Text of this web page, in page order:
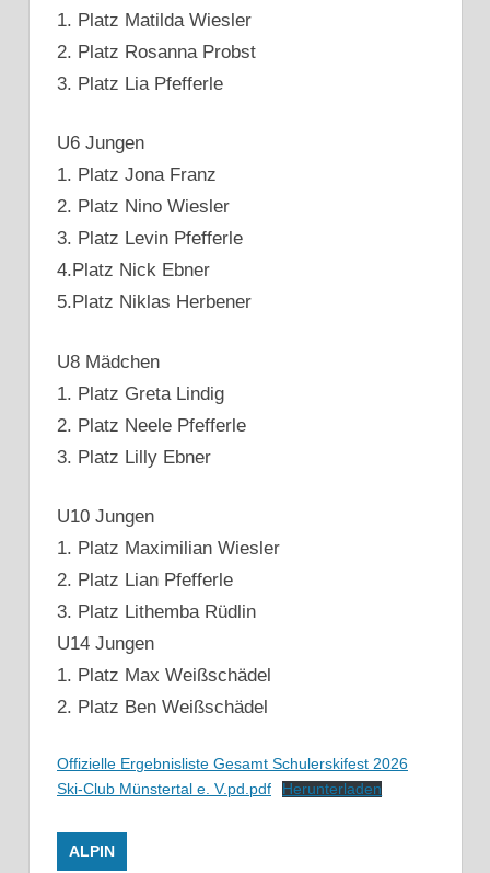
1. Platz Matilda Wiesler
2. Platz Rosanna Probst
3. Platz Lia Pfefferle
U6 Jungen
1. Platz Jona Franz
2. Platz Nino Wiesler
3. Platz Levin Pfefferle
4.Platz Nick Ebner
5.Platz Niklas Herbener
U8 Mädchen
1. Platz Greta Lindig
2. Platz Neele Pfefferle
3. Platz Lilly Ebner
U10 Jungen
1. Platz Maximilian Wiesler
2. Platz Lian Pfefferle
3. Platz Lithemba Rüdlin
U14 Jungen
1. Platz Max Weißschädel
2. Platz Ben Weißschädel
Offizielle Ergebnisliste Gesamt Schulerskifest 2026
Ski-Club Münstertal e. V.pd.pdf
Herunterladen
ALPIN